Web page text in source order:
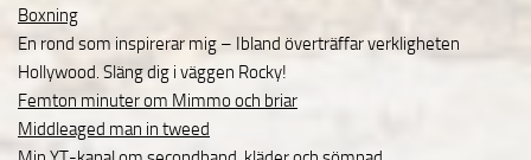
Boxning
En rond som inspirerar mig – Ibland överträffar verkligheten
Hollywood. Släng dig i väggen Rocky!
Femton minuter om Mimmo och briar
Middleaged man in tweed